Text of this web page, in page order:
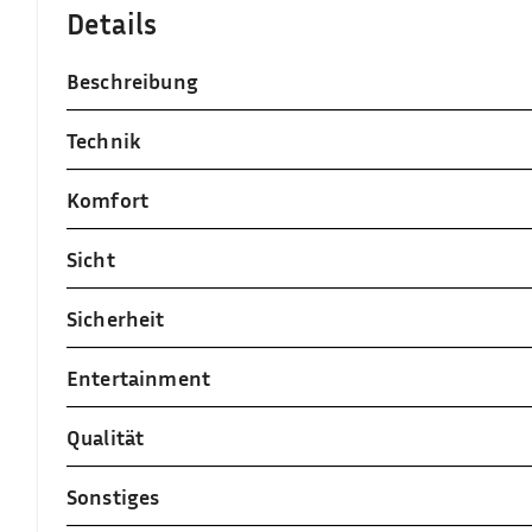
Details
Beschreibung
Technik
Komfort
Sicht
Sicherheit
Entertainment
Qualität
Sonstiges